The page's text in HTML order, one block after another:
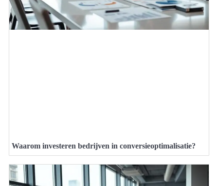
Waarom investeren bedrijven in conversieoptimalisatie?